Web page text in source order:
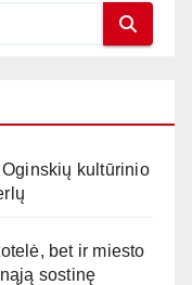
kultūrinio
bet ir miesto
sostinę